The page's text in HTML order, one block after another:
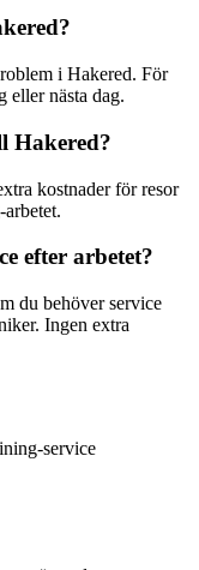
?
i Hakered. För
eller nästa dag.
Hakered?
kostnader för resor
efter arbetet?
du behöver service
Ingen extra
service